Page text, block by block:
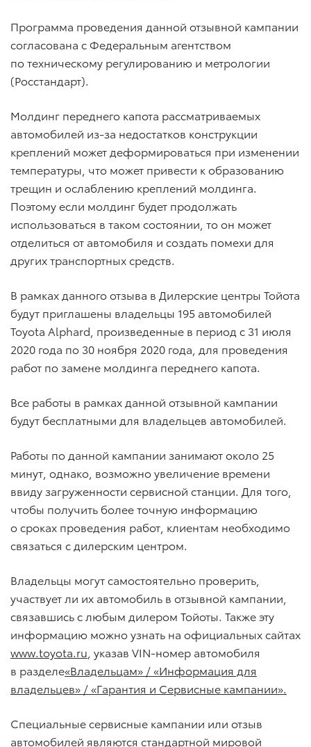
Программа проведения данной отзывной кампании
согласована с Федеральным агентством
по техническому регулированию и метрологии
(Росстандарт).
Молдинг переднего капота рассматриваемых
автомобилей из-за недостатков конструкции
креплений может деформироваться при изменении
температуры, что может привести к образованию
трещин и ослаблению креплений молдинга.
Поэтому если молдинг будет продолжать
использоваться в таком состоянии, то он может
отделиться от автомобиля и создать помехи для
других транспортных средств.
В рамках данного отзыва в Дилерские центры Тойота
будут приглашены владельцы 195 автомобилей
Toyota Alphard , произведенные в период с 31 июля
2020 года по 30 ноября 2020 года, для проведения
работ по замене молдинга переднего капота.
Все работы в рамках данной отзывной кампании
будут бесплатными для владельцев автомобилей.
Работы по данной кампании занимают около 25
минут, однако, возможно увеличение времени
ввиду загруженности сервисной станции. Для того,
чтобы получить более точную информацию
о сроках проведения работ, клиентам необходимо
связаться с дилерским центром.
Владельцы могут самостоятельно проверить,
участвует ли их автомобиль в отзывной кампании,
связавшись с любым дилером Тойоты. Также эту
информацию можно узнать на официальных сайтах
www.toyota.ru , указав VIN-номер автомобиля
в разделе«Владельцам» / «Информация для
владельцев» / «Гарантия и Сервисные кампании».
Специальные сервисные кампании или отзыв
автомобилей являются стандартной мировой